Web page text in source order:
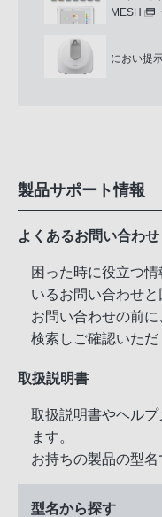
MESH
におい提
製品サポート情報
よくあるお問い合わせ
困った時に役立つ
いるお問い合わせと
お問い合わせの前
検索しご確認いただ
取扱説明書
取扱説明書やヘル
ます。
お持ちの製品の型名
型名から探す